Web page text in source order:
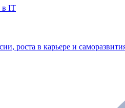
в IT
роста в карьере и